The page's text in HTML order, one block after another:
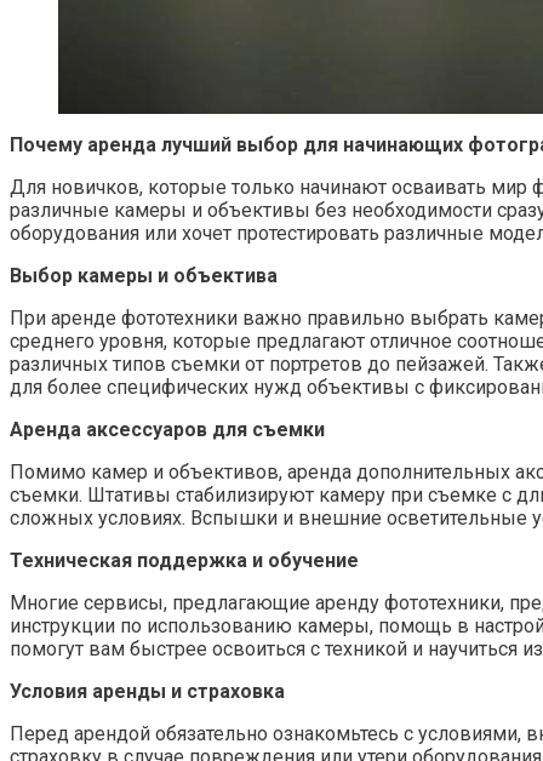
Почему аренда лучший выбор для начинающих
Для новичков, которые только начинают осваивать мир
различные камеры и объективы без необходимости
оборудования или хочет протестировать различные
Выбор камеры и объектива
При аренде фототехники важно правильно выбрать
среднего уровня, которые предлагают отличное
различных типов съемки от портретов до пейзажей.
для более специфических нужд объективы с
Аренда аксессуаров для съемки
Помимо камер и объективов, аренда дополнительных
съемки. Штативы стабилизируют камеру при съемке с
сложных условиях. Вспышки и внешние осветительные
Техническая поддержка и обучение
Многие сервисы, предлагающие аренду фототехники,
инструкции по использованию камеры, помощь в
помогут вам быстрее освоиться с техникой и научиться
Условия аренды и страховка
Перед арендой обязательно ознакомьтесь с условиями,